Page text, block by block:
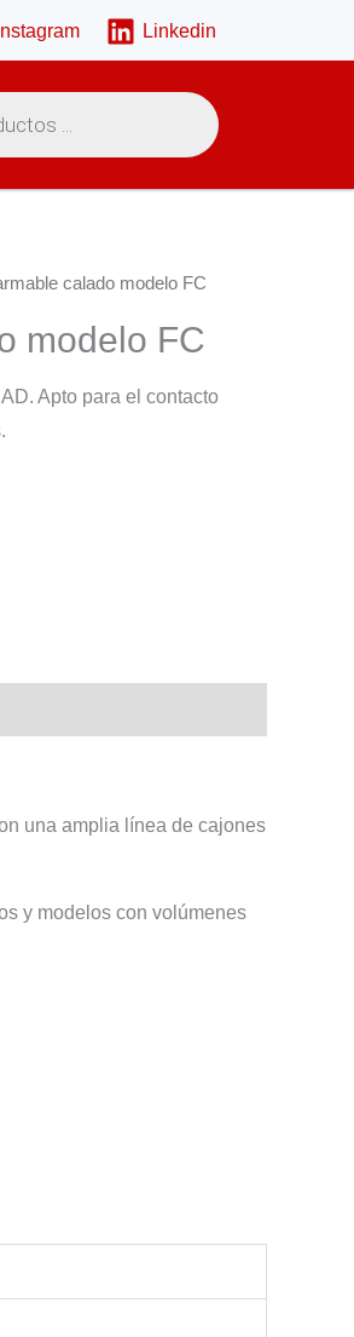
Instagram Linkedin
calado modelo FC
modelo FC
Apto para el contacto
una amplia línea de cajones
y modelos con volúmenes